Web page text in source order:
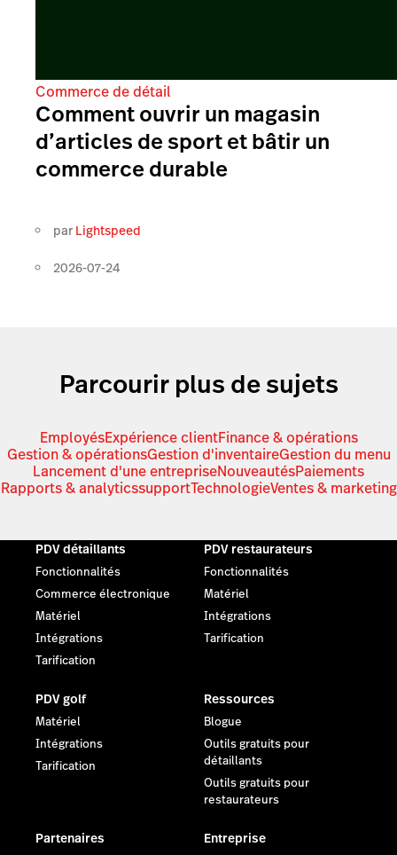
Commerce de détail
Comment ouvrir un magasin
d’articles de sport et bâtir un
commerce durable
par Lightspeed
2026-07-24
Parcourir plus de sujets
EmployésExpérience clientFinance & opérations
Gestion & opérationsGestion d'inventaireGestion du menu
Lancement d'une entrepriseNouveautésPaiements
Rapports & analyticssupportTechnologieVentes & marketing
PDV détaillants
Fonctionnalités
Commerce électronique
Matériel
Intégrations
Tarification
PDV restaurateurs
Fonctionnalités
Matériel
Intégrations
Tarification
PDV golf
Matériel
Intégrations
Tarification
Ressources
Blogue
Outils gratuits pour
détaillants
Outils gratuits pour
restaurateurs
Partenaires Entreprise